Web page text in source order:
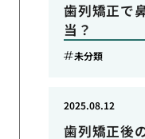
歯列矯正で
当？
未分類
歯列矯正後
2025.08.12